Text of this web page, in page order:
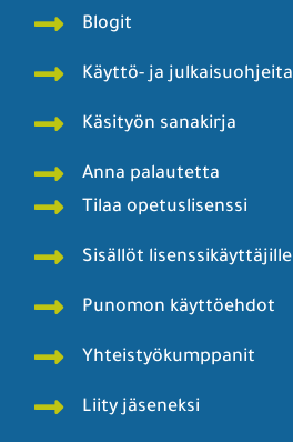
Blogit
Käyttö- ja julkaisuohjeita
Käsityön sanakirja
Anna palautetta
Tilaa opetuslisenssi
Sisällöt lisenssikäyttäjille
Punomon käyttöehdot
Yhteistyökumppanit
Liity jäseneksi